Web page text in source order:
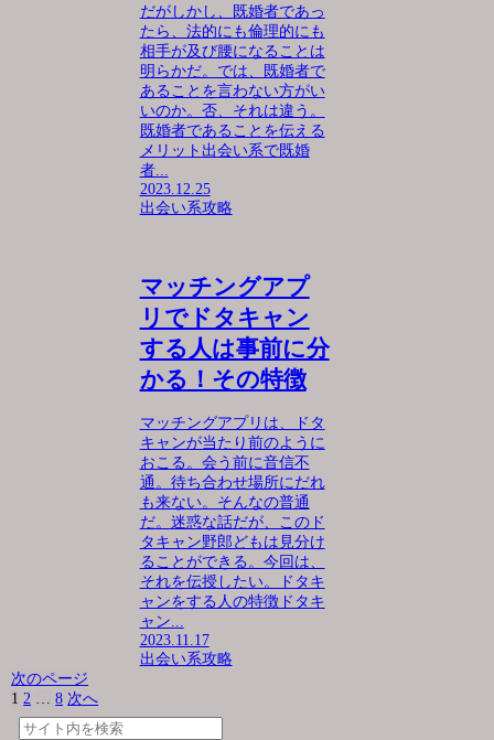
だがしかし、既婚者であっ
たら、法的にも倫理的にも
相手が及び腰になることは
明らかだ。では、既婚者で
あることを言わない方がい
いのか。否、それは違う。
既婚者であることを伝える
メリット出会い系で既婚
者...
2023.12.25
出会い系攻略
マッチングアプ
リでドタキャン
する人は事前に分
かる！その特徴
マッチングアプリは、ドタ
キャンが当たり前のように
おこる。会う前に音信不
通。待ち合わせ場所にだれ
も来ない。そんなの普通
だ。迷惑な話だが、このド
タキャン野郎どもは見分け
ることができる。今回は、
それを伝授したい。ドタキ
ャンをする人の特徴ドタキ
ャン...
2023.11.17
出会い系攻略
次のページ
1 2 … 8 次へ